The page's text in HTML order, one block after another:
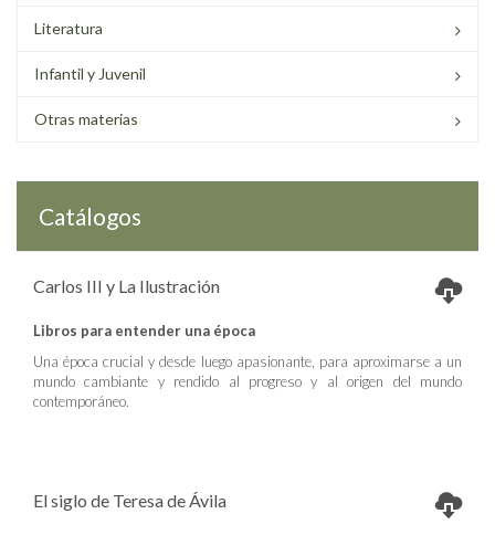
Literatura
Infantil y Juvenil
Otras materias
Catálogos
Carlos III y La Ilustración
Libros para entender una época
Una época crucial y desde luego apasionante, para aproximarse a un
mundo cambiante y rendido al progreso y al origen del mundo
contemporáneo.
El siglo de Teresa de Ávila